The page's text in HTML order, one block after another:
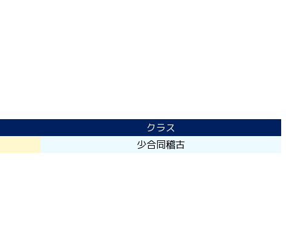
クラス
少合同稽古